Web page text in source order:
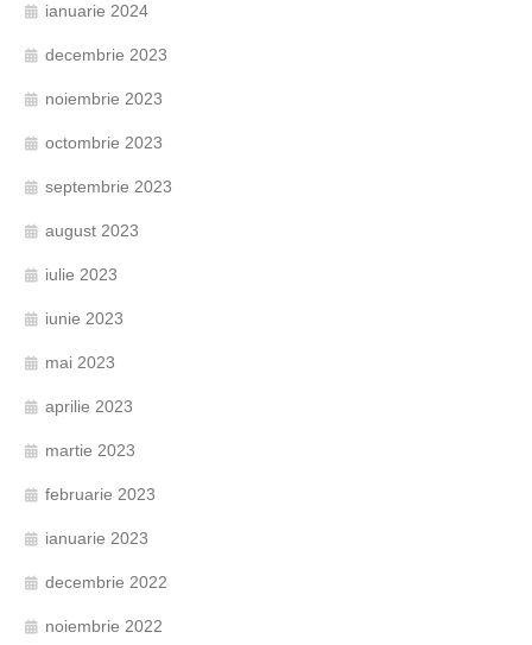
ianuarie 2024
decembrie 2023
noiembrie 2023
octombrie 2023
septembrie 2023
august 2023
iulie 2023
iunie 2023
mai 2023
aprilie 2023
martie 2023
februarie 2023
ianuarie 2023
decembrie 2022
noiembrie 2022